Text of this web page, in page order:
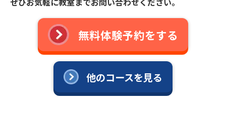
無料体験予約をする
他のコースを見る